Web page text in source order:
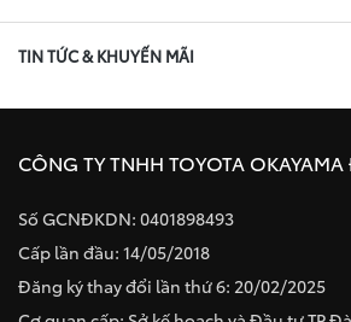
TIN TỨC & KHUYẾN MÃI
CÔNG TY TNHH TOYOTA
Số GCNĐKDN: 0401898493
Cấp lần đầu: 14/05/2018
Đăng ký thay đổi lần thứ 6: 20/02/2025